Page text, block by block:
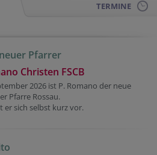
TERMINE
Pfarrer
Christen FSCB
2026 ist P. Romano der neue
Pfarre Rossau.
er sich selbst kurz vor.